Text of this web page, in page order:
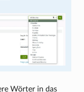
Wörter in das